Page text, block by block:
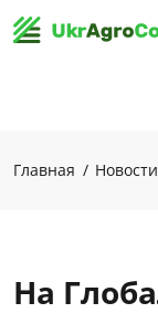
Главная Новости
На